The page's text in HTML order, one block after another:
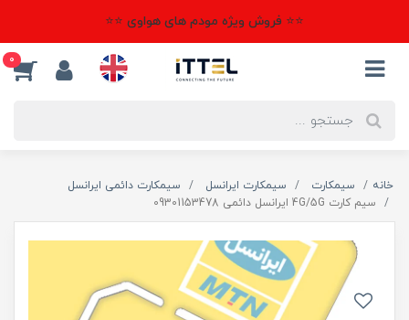
⭐⭐ فروش ویژه مودم های هواوی ⭐⭐
0
خانه سیمکارت سیمکارت ایرانسل
سیمکارت دائمی ایرانسل
سیم کارت 4G/5G ایرانسل دائمی 09301153478